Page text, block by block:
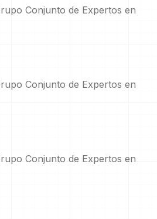
Conjunto de Expertos en
Conjunto de Expertos en
Conjunto de Expertos en